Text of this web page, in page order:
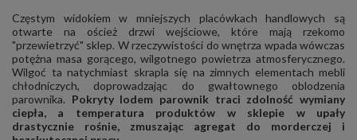
Częstym widokiem w mniejszych placówkach handlowych są
otwarte na oścież drzwi wejściowe, które mają rzekomo
"przewietrzyć" sklep. W rzeczywistości do wnętrza wpada wówczas
potężna masa gorącego, wilgotnego powietrza atmosferycznego.
Wilgoć ta natychmiast skrapla się na zimnych elementach mebli
chłodniczych, doprowadzając do gwałtownego oblodzenia
parownika. Pokryty lodem parownik traci zdolność wymiany
ciepła, a temperatura produktów w sklepie w upały
drastycznie rośnie, zmuszając agregat do morderczej i